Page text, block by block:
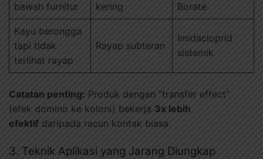
bawah furnitur
kering
Borate
Kayu berongga
tapi tidak
terlihat rayap
Rayap subteran
Imidacloprid
sistemik
Catatan penting: Produk dengan “transfer effect”
(efek domino ke koloni) bekerja 3x lebih
efektif daripada racun kontak biasa.
3. Teknik Aplikasi yang Jarang Diungkap